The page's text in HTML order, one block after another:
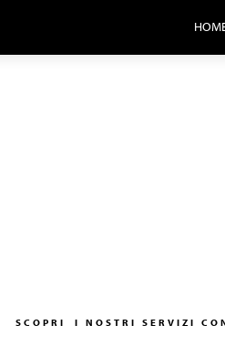
SCOPRI I NOSTRI SERVIZI